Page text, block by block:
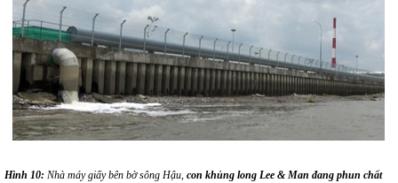
Hình 10: Nhà máy giấy bên bờsông Hậu, con khủng long Lee & Man đang phun chất